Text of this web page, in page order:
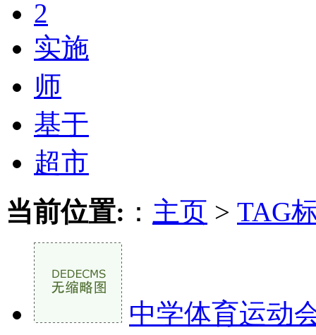
2
实施
师
基于
超市
当前位置: ： 主页 > TAG
中学体育运动